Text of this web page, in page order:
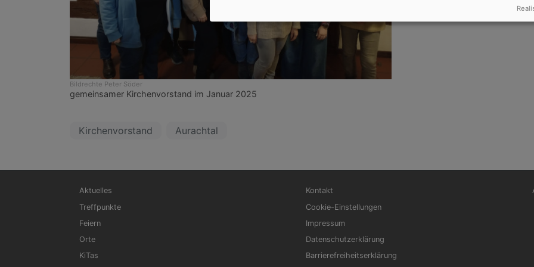
Bildrechte Peter Söder
gemeinsamer Kirchenvorstand im Januar 2025
Kirchenvorstand Aurachtal
Hauptnavigation
Aktuelles
Treffpunkte
Feiern
Orte
KiTas
Fußbereichsmenü
Kontakt
Cookie-Einstellungen
Impressum
Datenschutzerklärung
Barrierefreiheitserklärung